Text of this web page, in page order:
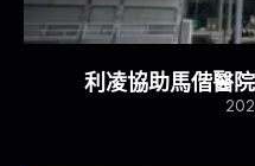
利凌協助馬偕醫